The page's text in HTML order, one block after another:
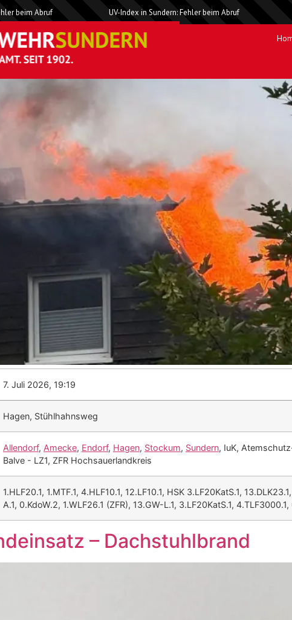
beim Abruf UV-Index in Sundern: Fehler beim Abruf
Menschenrettung
7. Juli 2026, 19:19
Hagen, Stühlhahnsweg
Allendorf, Amecke, Endorf, Hagen, Stockum, Sundern, IuK,
Balve - LZ1, ZFR Hochsauerlandkreis
1.HLF20.1, 1.MTF.1, 4.HLF10.1, 12.LF10.1, HSK 3.LF20KatS.1,
A.1, 0.KdoW.2, 1.WLF26.1 (ZFR), 13.GW-L.1, 3.LF20KatS.1,
– Dachstuhlbrand